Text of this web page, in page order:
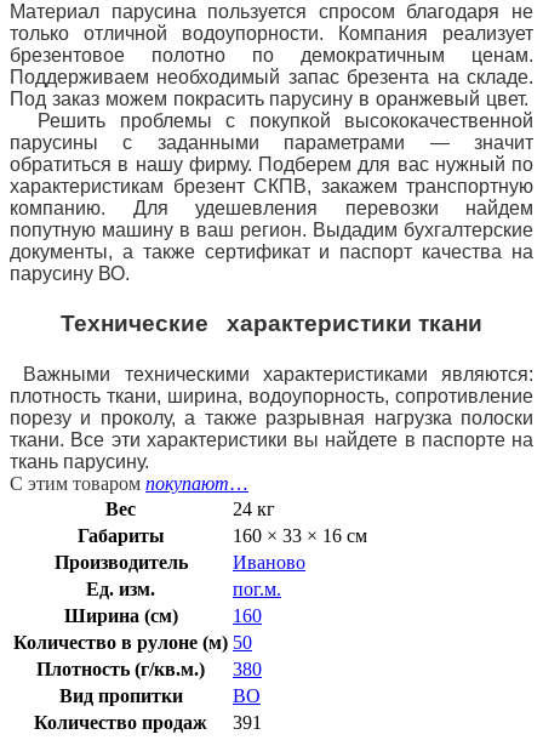
Материал парусина пользуется спросом благодаря не
только отличной водоупорности. Компания реализует
брезентовое полотно по демократичным ценам.
Поддерживаем необходимый запас брезента на складе.
Под заказ можем покрасить парусину в оранжевый цвет.
Решить проблемы с покупкой высококачественной
парусины с заданными параметрами — значит
обратиться в нашу фирму. Подберем для вас нужный по
характеристикам брезент СКПВ, закажем транспортную
компанию. Для удешевления перевозки найдем
попутную машину в ваш регион. Выдадим бухгалтерские
документы, а также сертификат и паспорт качества на
парусину ВО.
Технические характеристики ткани
Важными техническими характеристиками являются:
плотность ткани, ширина, водоупорность, сопротивление
порезу и проколу, а также разрывная нагрузка полоски
ткани. Все эти характеристики вы найдете в паспорте на
ткань парусину.
С этим товаром покупают…
Вес
24 кг
Габариты
160 × 33 × 16 см
Производитель
Иваново
Ед. изм.
пог.м.
Ширина (см)
160
Количество в рулоне (м) 50
Плотность (г/кв.м.)
380
Вид пропитки
ВО
Количество продаж
391